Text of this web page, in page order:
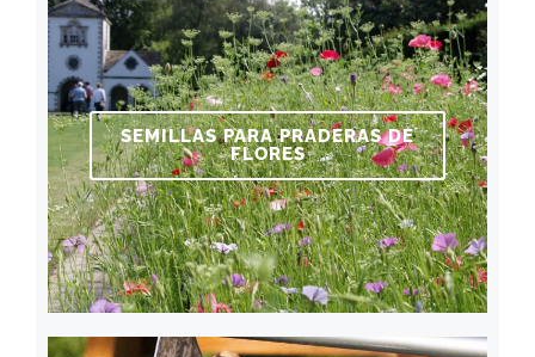
SEMILLAS PARA PRADERAS DE
FLORES